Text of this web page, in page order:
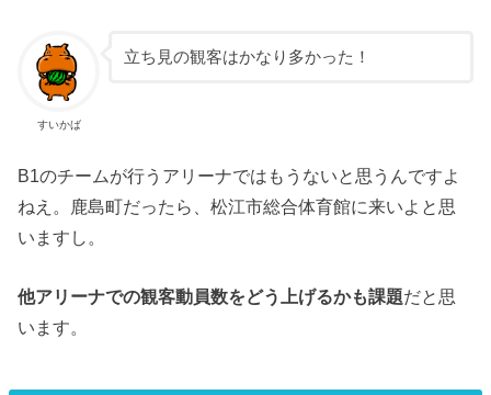
すいかば
立ち見の観客はかなり多かった！
B1のチームが行うアリーナではもうないと思うんですよ
ねえ。鹿島町だったら、松江市総合体育館に来いよと思
いますし。
他アリーナでの観客動員数をどう上げるかも課題だと思
います。